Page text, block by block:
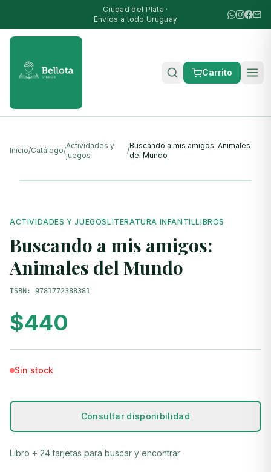
Ciudad del Plata ·
Envíos a todo Uruguay
Carrito
Inicio/Catálogo/
Actividades y
juegos
/
Buscando a mis amigos: Animales
del Mundo
ACTIVIDADES Y JUEGOSLITERATURA INFANTILLIBROS
Buscando a mis amigos:
Animales del Mundo
ISBN: 9781772388381
$440
Sin stock
Consultar disponibilidad
Libro + 24 tarjetas para buscar y encontrar